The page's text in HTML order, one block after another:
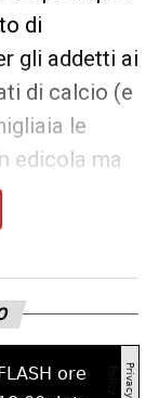
di
gli addetti ai
di calcio (e
le
edicola ma
può